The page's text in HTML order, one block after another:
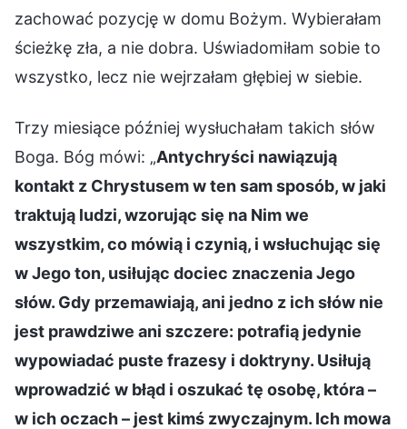
zachować pozycję w domu Bożym. Wybierałam
ścieżkę zła, a nie dobra. Uświadomiłam sobie to
wszystko, lecz nie wejrzałam głębiej w siebie.
Trzy miesiące później wysłuchałam takich słów
Boga. Bóg mówi: „Antychryści nawiązują
kontakt z Chrystusem w ten sam sposób, w jaki
traktują ludzi, wzorując się na Nim we
wszystkim, co mówią i czynią, i wsłuchując się
w Jego ton, usiłując dociec znaczenia Jego
słów. Gdy przemawiają, ani jedno z ich słów nie
jest prawdziwe ani szczere: potrafią jedynie
wypowiadać puste frazesy i doktryny. Usiłują
wprowadzić w błąd i oszukać tę osobę, która –
w ich oczach – jest kimś zwyczajnym. Ich mowa